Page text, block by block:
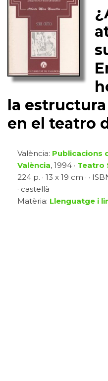
la
en el teatro
València: Publicacions
València, 1994 · Teatro
224 p. · 13 x 19 cm · ·
· castellà
Matèria: Llenguatge i